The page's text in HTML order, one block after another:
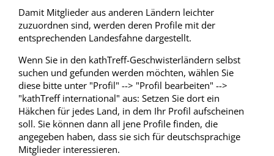
Damit Mitglieder aus anderen Ländern leichter
zuzuordnen sind, werden deren Profile mit der
entsprechenden Landesfahne dargestellt.
Wenn Sie in den kathTreff-Geschwisterländern selbst
suchen und gefunden werden möchten, wählen Sie
diese bitte unter "Profil" --> "Profil bearbeiten" -->
"kathTreff international" aus: Setzen Sie dort ein
Häkchen für jedes Land, in dem Ihr Profil aufscheinen
soll. Sie können dann all jene Profile finden, die
angegeben haben, dass sie sich für deutschsprachige
Mitglieder interessieren.